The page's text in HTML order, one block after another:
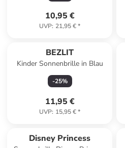
10,95 €
UVP: 21,95 €*
BEZLIT
Kinder Sonnenbrille in Blau
-25%
11,95 €
UVP: 15,95 €*
Disney Princess